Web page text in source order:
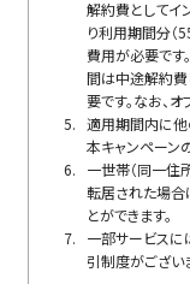
解約費としてイ
り利用期間分（
費用が必要です
間は中途解約費
要です。なお、
適用期間内に他
本キャンペーン
一世帯（同一住
転居された場合
とができます。
一部サービスに
引制度がござい